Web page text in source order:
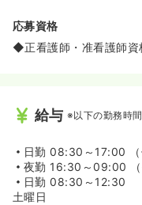
応募資格
◆正看護師・准看護師資
給与 ※以下の勤務時
日勤 08:30～17:00 （
夜勤 16:30～09:00 （
日勤 08:30～12:30
土曜日